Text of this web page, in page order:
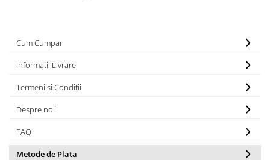
Cum Cumpar
Informatii Livrare
Termeni si Conditii
Despre noi
FAQ
Metode de Plata